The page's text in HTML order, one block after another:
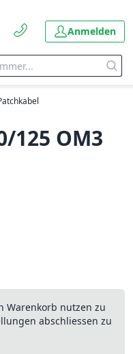
Anmelden
125 OM3
Warenkorb nutzen zu
abschliessen zu